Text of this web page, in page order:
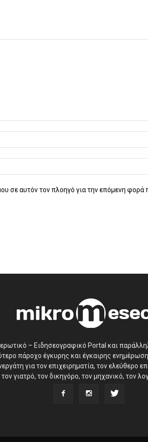
σε αυτόν τον πλοηγό για την επόμενη φορά
– Ειδησεογραφικό Portal και
πάροχο έγκυρης και έγκαιρης
για τον επιχειρηματία, τον ελεύθερο
γιατρό, τον δικηγόρο, τον μηχανικό, τον